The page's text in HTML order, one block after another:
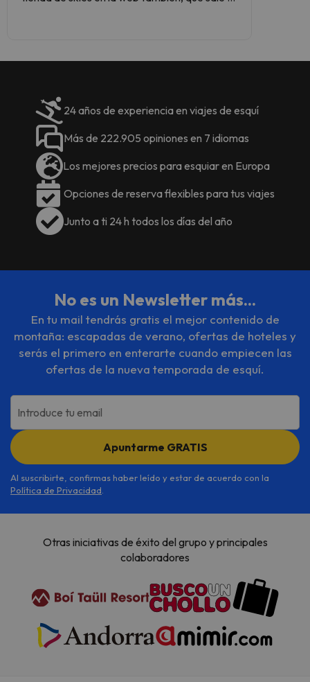
24 años de experiencia en viajes de esquí
Más de 222.905 opiniones en 7 idiomas
Los mejores precios para esquiar en Europa
Opciones de reserva flexibles para tus viajes
Junto a ti 24 h todos los días del año
No es un Newsletter más...
En tu mail tendrás gratis el mejor contenido de
montaña: escapadas de verano, ofertas de hoteles y
serás el primero en enterarte cuando empiecen las
ofertas de la nueva temporada de esquí.
Introduce tu email
Apuntarme GRATIS
Al suscribirte, confirmas haber leído y estar de acuerdo con la
Política de Privacidad
Otras iniciativas de éxito del grupo y principales
colaboradores